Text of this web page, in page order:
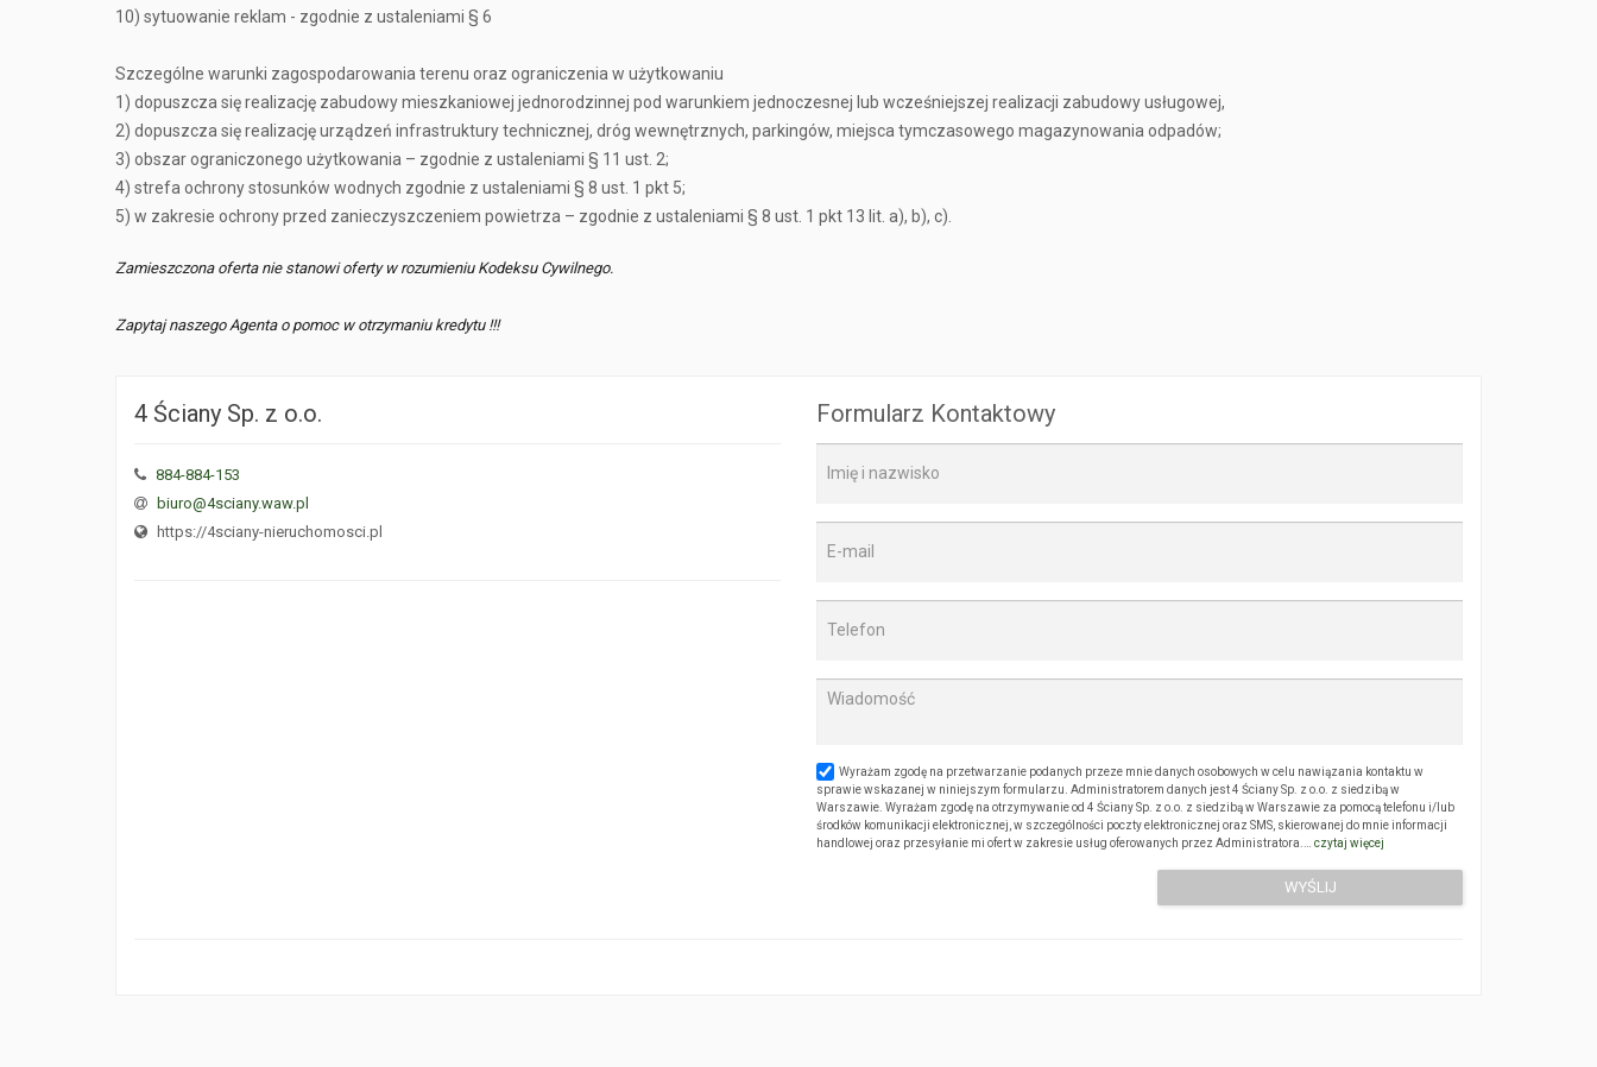
10) sytuowanie reklam - zgodnie z ustaleniami § 6
Szczególne warunki zagospodarowania terenu oraz ograniczenia w użytkowaniu
1) dopuszcza się realizację zabudowy mieszkaniowej jednorodzinnej pod warunkiem jednoczesnej lub wcześniejszej realizacji zabudowy usługowej,
2) dopuszcza się realizację urządzeń infrastruktury technicznej, dróg wewnętrznych, parkingów, miejsca tymczasowego magazynowania odpadów;
3) obszar ograniczonego użytkowania – zgodnie z ustaleniami § 11 ust. 2;
4) strefa ochrony stosunków wodnych zgodnie z ustaleniami § 8 ust. 1 pkt 5;
5) w zakresie ochrony przed zanieczyszczeniem powietrza – zgodnie z ustaleniami § 8 ust. 1 pkt 13 lit. a), b), c).
Zamieszczona oferta nie stanowi oferty w rozumieniu Kodeksu Cywilnego.
Zapytaj naszego Agenta o pomoc w otrzymaniu kredytu !!!
4 Ściany Sp. z o.o.
884-884-153
biuro@4sciany.waw.pl
https://4sciany-nieruchomosci.pl
Formularz Kontaktowy
Wyrażam zgodę na przetwarzanie podanych przeze mnie danych osobowych w celu nawiązania kontaktu w
sprawie wskazanej w niniejszym formularzu. Administratorem danych jest 4 Ściany Sp. z o.o. z siedzibą w
Warszawie. Wyrażam zgodę na otrzymywanie od 4 Ściany Sp. z o.o. z siedzibą w Warszawie za pomocą telefonu i/lub
środków komunikacji elektronicznej, w szczególności poczty elektronicznej oraz SMS, skierowanej do mnie informacji
handlowej oraz przesyłanie mi ofert w zakresie usług oferowanych przez Administratora.… czytaj więcej